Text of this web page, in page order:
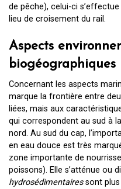
de pêche), celui-ci
lieu de croisement du rail.
Aspects
biogéographiques
Concernant les aspects
marque la frontière entre
liées, mais aux
qui correspondent au sud à
nord. Au sud du cap,
en eau douce est très
zone importante de
poissons). Elle s’atténue ou
hydrosédimentairessont plus